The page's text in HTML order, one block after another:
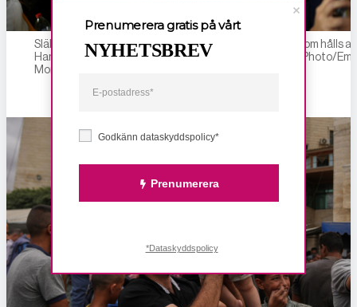
Släktingar, vänner och supportrar till israeliska gisslan som hålls av
Hamas i Gaza firar vid ”gisslantorget” i Tel Aviv. Foto: AP Photo/
Morenatti
Godkänn dataskyddspolicy*
Prenumerera
Prenumerera gratis på vårt
NYHETSBREV
*Dataskyddspolicy